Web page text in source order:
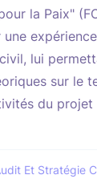
la Paix"
lui
sur le
du projet
Et Stratégie